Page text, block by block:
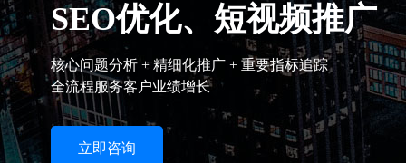
SEO优化、短视频推广
核心问题分析 + 精细化推广 + 重要指标追踪
全流程服务客户业绩增长
立即咨询